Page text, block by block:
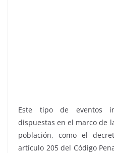
Este tipo de eventos
dispuestas en el marco de
población, como el
artículo 205 del Código